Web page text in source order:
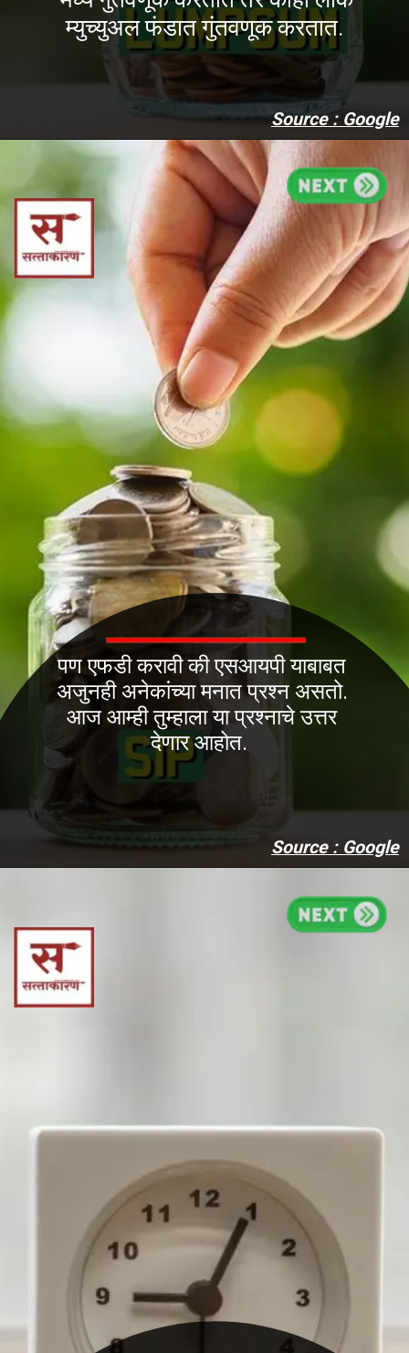
Source : Google
म्युच्युअल फंडात गुंतवणूक करतात.
Source : Google
पण एफडी करावी की एसआयपी याबाबत
अजुनही अनेकांच्या मनात प्रश्न असतो.
आज आम्ही तुम्हाला या प्रश्नाचे उत्तर
देणार आहोत.